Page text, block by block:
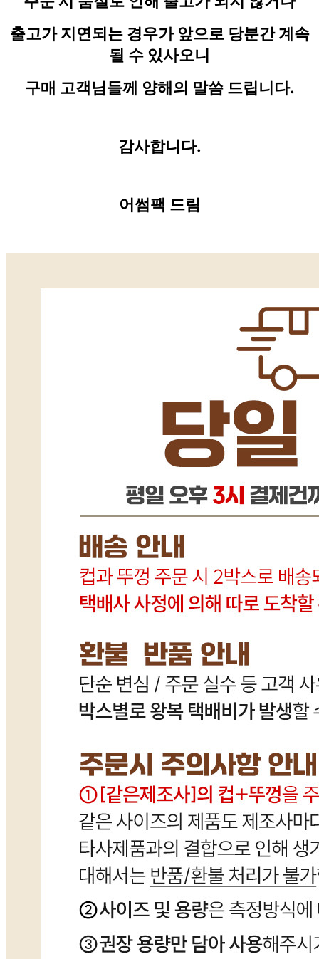
출고가 지연되는 경우가 앞으로 당분간 계속
될 수 있사오니
구매 고객님들께 양해의 말씀 드립니다.
감사합니다.
어썸팩 드림